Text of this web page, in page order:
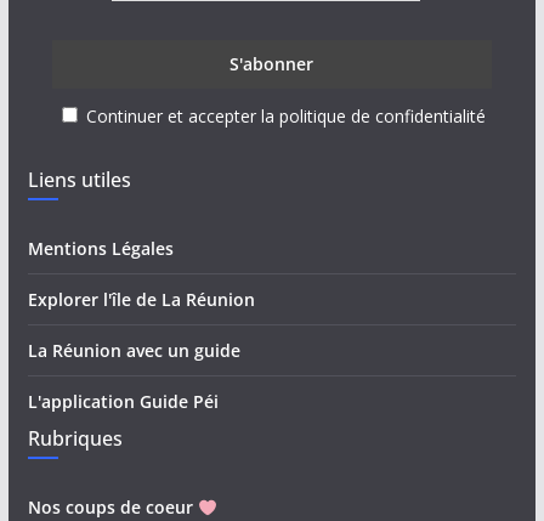
Continuer et accepter la politique de confidentialité
Liens utiles
Mentions Légales
Explorer l'île de La Réunion
La Réunion avec un guide
L'application Guide Péi
Rubriques
Nos coups de coeur